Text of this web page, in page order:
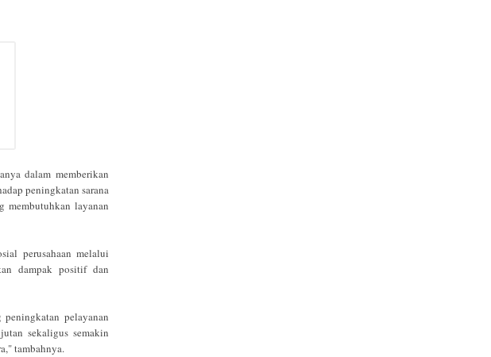
dalam memberikan
peningkatan sarana
membutuhkan layanan
perusahaan melalui
dampak positif dan
pelayanan
sekaligus semakin
tambahnya.